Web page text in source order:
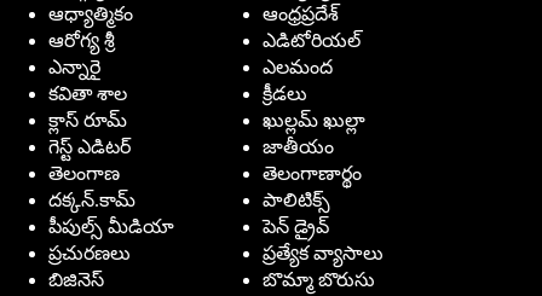
ఆధ్యాత్మికం
ఆంధ్రప్రదేశ్
ఆరోగ్య శ్రీ
ఎడిటోరియల్
ఎన్నారై
ఎలమంద
కవితా శాల
క్రీడలు
క్లాస్ రూమ్
ఖుల్లమ్ ఖుల్లా
గెస్ట్ ఎడిటర్
జాతీయం
తెలంగాణ
తెలంగాణార్థం
దక్కన్.కామ్
పాలిటిక్స్
పీపుల్స్ ‌మీడియా
పెన్ డ్రైవ్
ప్రచురణలు
ప్రత్యేక వ్యాసాలు
బిజినెస్
బొమ్మా బొరుసు